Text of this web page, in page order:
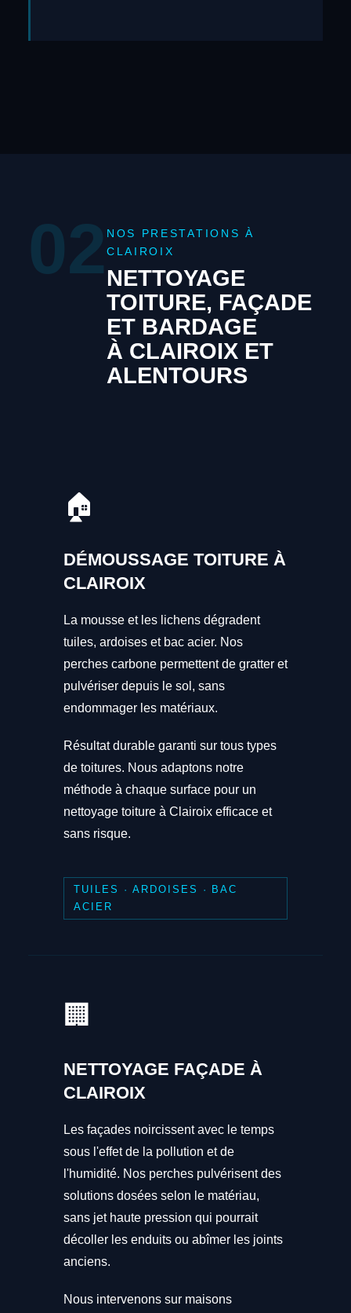
02 NOS PRESTATIONS À
CLAIROIX
NETTOYAGE
TOITURE, FAÇADE
ET BARDAGE
À CLAIROIX ET
ALENTOURS
🏠
DÉMOUSSAGE TOITURE À
CLAIROIX
La mousse et les lichens dégradent
tuiles, ardoises et bac acier. Nos
perches carbone permettent de gratter et
pulvériser depuis le sol, sans
endommager les matériaux.
Résultat durable garanti sur tous types
de toitures. Nous adaptons notre
méthode à chaque surface pour un
nettoyage toiture à Clairoix efficace et
sans risque.
TUILES · ARDOISES · BAC
ACIER
🏢
NETTOYAGE FAÇADE À
CLAIROIX
Les façades noircissent avec le temps
sous l'effet de la pollution et de
l'humidité. Nos perches pulvérisent des
solutions dosées selon le matériau,
sans jet haute pression qui pourrait
décoller les enduits ou abîmer les joints
anciens.
Nous intervenons sur maisons